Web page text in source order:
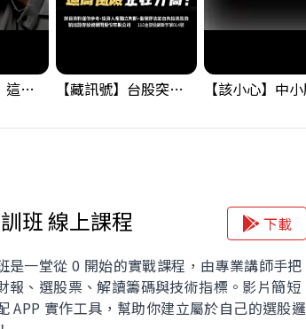
黃金偷偷大漲！這才是決定台股生死的「真風向球」！｜Mr.Jimmy高志銘 #黃金 #美元指數 #聯準會 【藏訊號】台股突破季線，週一我提醒了這個關鍵訊號
班 線上課程
下載
是一堂從 0 開始的實戰課程，由專業講師手把
報、選股票、解讀籌碼與技術指標。影片簡短
APP 實作工具，幫助你建立屬於自己的選股邏